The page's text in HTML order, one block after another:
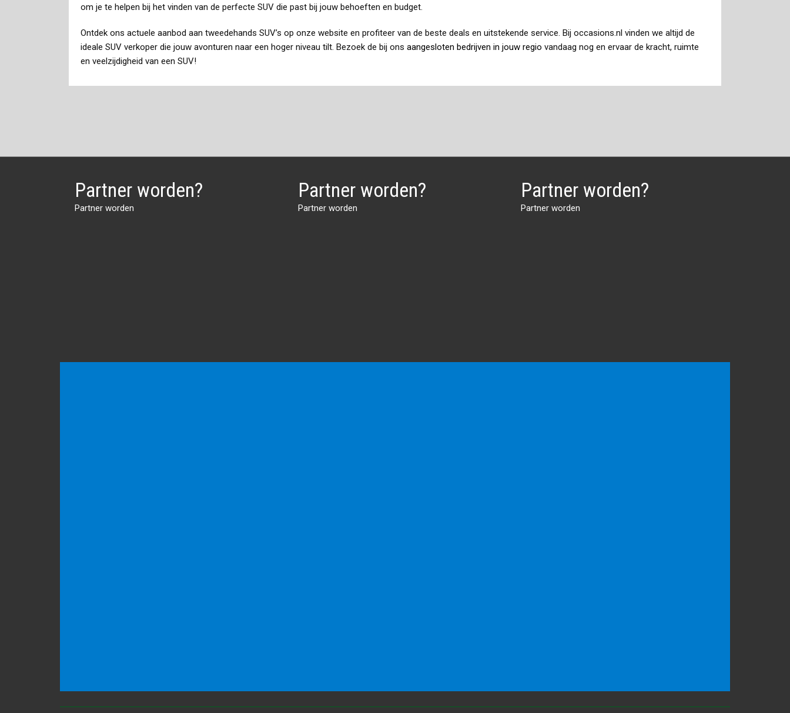
om je te helpen bij het vinden van de perfecte SUV die past bij jouw behoeften en budget.
Ontdek ons actuele aanbod aan tweedehands SUV’s op onze website en profiteer van de beste deals en uitstekende service. Bij occasions.nl vinden we altijd de
ideale SUV verkoper die jouw avonturen naar een hoger niveau tilt. Bezoek de bij ons aangesloten bedrijven in jouw regio vandaag nog en ervaar de kracht, ruimte
en veelzijdigheid van een SUV!
Partner worden?
Partner worden
Partner worden?
Partner worden
Partner worden?
Partner worden